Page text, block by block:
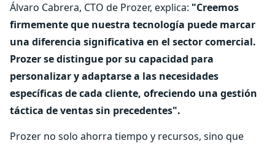
Álvaro Cabrera, CTO de Prozer, explica: "Creemos
firmemente que nuestra tecnología puede marcar
una diferencia significativa en el sector comercial.
Prozer se distingue por su capacidad para
personalizar y adaptarse a las necesidades
específicas de cada cliente, ofreciendo una gestión
táctica de ventas sin precedentes".
Prozer no solo ahorra tiempo y recursos, sino que